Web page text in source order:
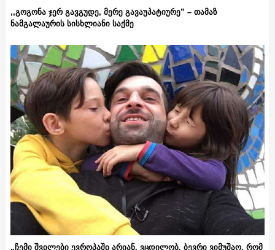
,,გოგონა ჯერ გავგუდე, მერე გავაუპატიურე” – თამაზ
ნამგალაურის სისხლიანი საქმე
„ჩემი შვილები ევროპაში არიან, ვცდილობ, ბევრი ვიმუშაო, რომ